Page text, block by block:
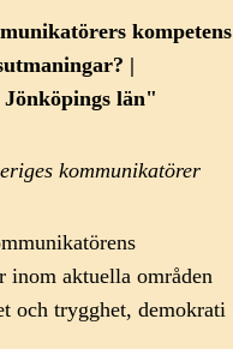
kompetens
|
län"
kommunikatörer
inom aktuella områden
och trygghet, demokrati